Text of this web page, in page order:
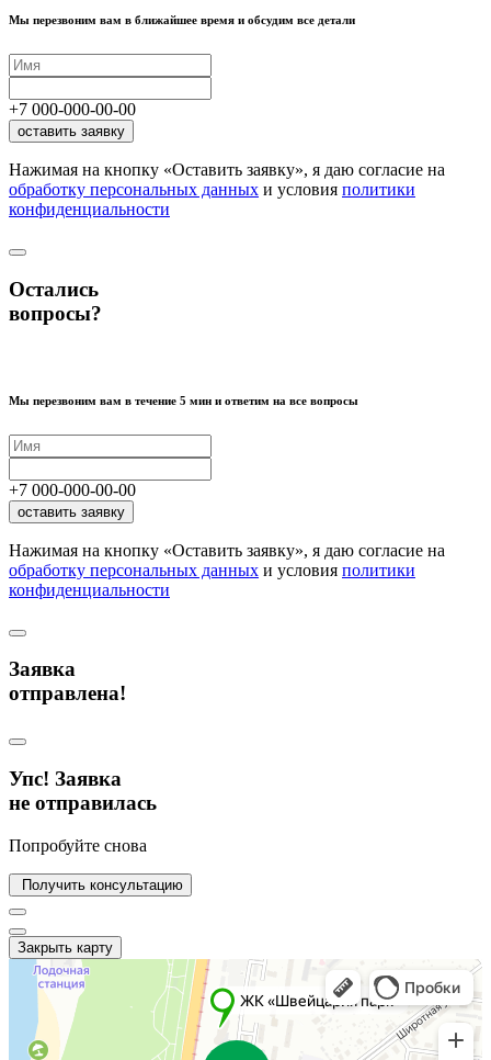
Мы перезвоним вам в ближайшее время и обсудим все детали
+7 000-000-00-00
оставить заявку
Нажимая на кнопку «Оставить заявку», я даю согласие на
обработку персональных данных и условия политики
конфиденциальности
Остались
вопросы?
Мы перезвоним вам в течение 5 мин и ответим на все вопросы
+7 000-000-00-00
оставить заявку
Нажимая на кнопку «Оставить заявку», я даю согласие на
обработку персональных данных и условия политики
конфиденциальности
Заявка
отправлена!
Упс! Заявка
не отправилась
Попробуйте снова
Получить консультацию
Закрыть карту